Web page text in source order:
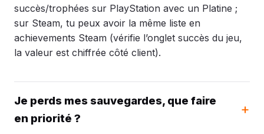
succès/trophées sur PlayStation avec un Platine ;
sur Steam, tu peux avoir la même liste en
achievements Steam (vérifie l’onglet succès du jeu,
la valeur est chiffrée côté client).
Je perds mes sauvegardes, que faire
en priorité ?